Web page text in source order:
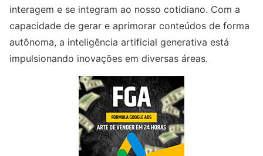
interagem e se integram ao nosso cotidiano. Com a
capacidade de gerar e aprimorar conteúdos de forma
autônoma, a inteligência artificial generativa está
impulsionando inovações em diversas áreas.